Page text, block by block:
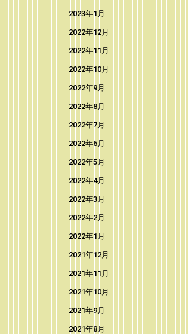
2023年1月
2022年12月
2022年11月
2022年10月
2022年9月
2022年8月
2022年7月
2022年6月
2022年5月
2022年4月
2022年3月
2022年2月
2022年1月
2021年12月
2021年11月
2021年10月
2021年9月
2021年8月